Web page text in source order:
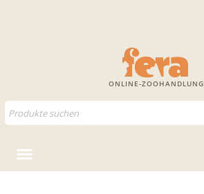
ONLINE-ZOOHANDLUNG